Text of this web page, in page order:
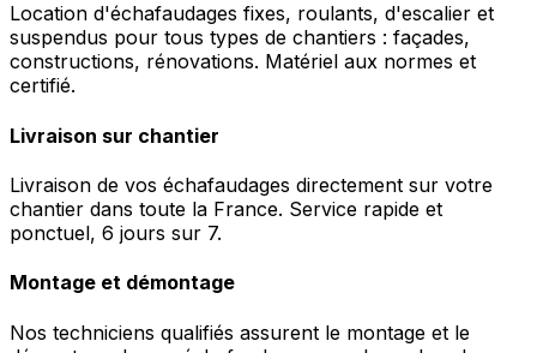
Location d'échafaudages fixes, roulants, d'escalier et
suspendus pour tous types de chantiers : façades,
constructions, rénovations. Matériel aux normes et
certifié.
Livraison sur chantier
Livraison de vos échafaudages directement sur votre
chantier dans toute la France. Service rapide et
ponctuel, 6 jours sur 7.
Montage et démontage
Nos techniciens qualifiés assurent le montage et le